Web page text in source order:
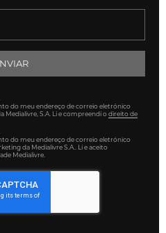
do meu endereço de correio eletrónico
Medialivre, S.A. Li e compreendi odireito de
do meu endereço de correio eletrónico
da Medialivre S.A.. Li e aceito
Medialivre.